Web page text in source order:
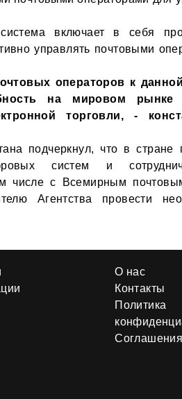
включает в себя
управлять почтовыми
операторов к
на мировом
торговли, -
подчеркнул, что в стране
систем и
числе с Всемирным
Агентства провести
О нас
Контакты
Политика